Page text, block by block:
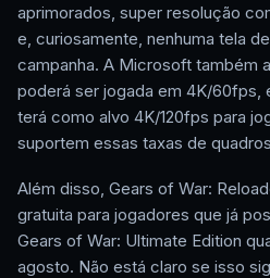
aprimorados, super resolução
e, curiosamente, nenhuma tela
campanha. A Microsoft também
poderá ser jogada em 4K/60fps,
terá como alvo 4K/120fps para
suportem essas taxas de
Além disso, Gears of War:
gratuita para jogadores que já
Gears of War: Ultimate Edition
agosto. Não está claro se isso